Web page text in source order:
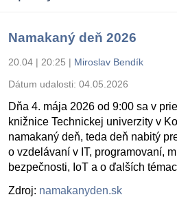
Namakaný deň 2026
20.04 | 20:25 | Miroslav Bendík
Dátum udalosti: 04.05.2026
Dňa 4. mája 2026 od 9:00 sa v
knižnice Technickej univerzity v
namakaný deň, teda deň nabitý
o vzdelávaní v IT, programovaní,
bezpečnosti, IoT a o ďalších
Zdroj: namakanyden.sk